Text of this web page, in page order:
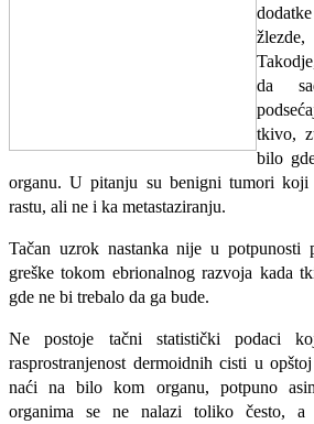
da
tkivo,
bilo
organu. U pitanju su benigni tumori koji
rastu, ali ne i ka metastaziranju.
Tačan uzrok nastanka nije u potpunosti
greške tokom ebrionalnog razvoja kada
gde ne bi trebalo da ga bude.
Ne postoje tačni statistički podaci
rasprostranjenost dermoidnih cisti u
naći na bilo kom organu, potpuno
organima se ne nalazi toliko često,